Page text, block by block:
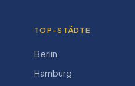
TOP-STÄDTE
Berlin
Hamburg